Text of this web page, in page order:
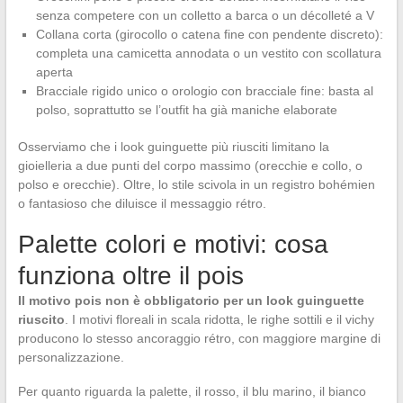
senza competere con un colletto a barca o un décolleté a V
Collana corta (girocollo o catena fine con pendente discreto):
completa una camicetta annodata o un vestito con scollatura
aperta
Bracciale rigido unico o orologio con bracciale fine: basta al
polso, soprattutto se l’outfit ha già maniche elaborate
Osserviamo che i look guinguette più riusciti limitano la
gioielleria a due punti del corpo massimo (orecchie e collo, o
polso e orecchie). Oltre, lo stile scivola in un registro bohémien
o fantasioso che diluisce il messaggio rétro.
Palette colori e motivi: cosa
funziona oltre il pois
Il motivo pois non è obbligatorio per un look guinguette
riuscito . I motivi floreali in scala ridotta, le righe sottili e il vichy
producono lo stesso ancoraggio rétro, con maggiore margine di
personalizzazione.
Per quanto riguarda la palette, il rosso, il blu marino, il bianco